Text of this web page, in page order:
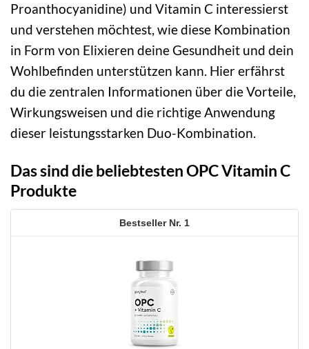
Proanthocyanidine) und Vitamin C interessierst
und verstehen möchtest, wie diese Kombination
in Form von Elixieren deine Gesundheit und dein
Wohlbefinden unterstützen kann. Hier erfährst
du die zentralen Informationen über die Vorteile,
Wirkungsweisen und die richtige Anwendung
dieser leistungsstarken Duo-Kombination.
Das sind die beliebtesten OPC Vitamin C
Produkte
1